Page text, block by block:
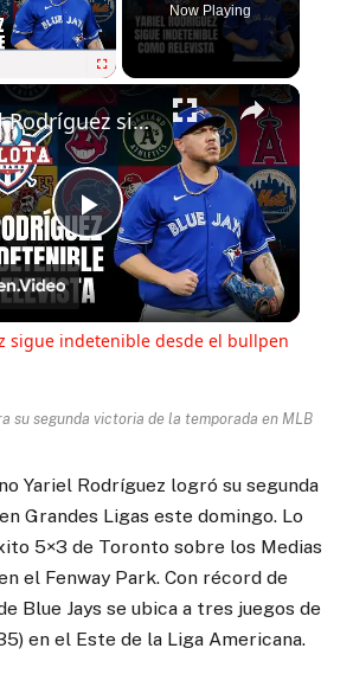
Now Playing
Play
Video
Yariel Rodríguez sigue indetenible desde el bullpen
sigue indetenible desde el bullpen
su segunda victoria de la temporada en MLB
Yariel Rodríguez logró su segunda
Grandes Ligas este domingo. Lo
5×3 de Toronto sobre los Medias
el Fenway Park. Con récord de
Blue Jays se ubica a tres juegos de
en el Este de la Liga Americana.